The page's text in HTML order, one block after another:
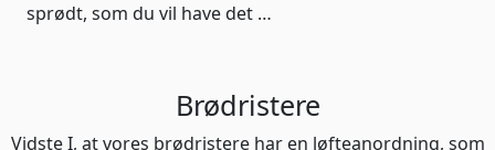
sprødt, som du vil have det …
Brødristere
Vidste I, at vores brødristere har en løfteanordning, som